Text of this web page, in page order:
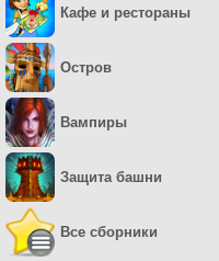
Кафе и рестораны
Остров
Вампиры
Защита башни
Все сборники